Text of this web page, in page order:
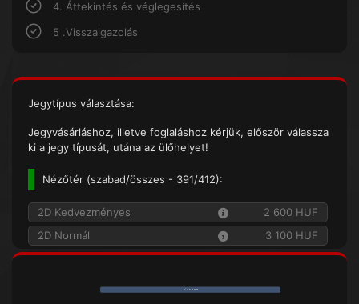
4. Áttekintés és véglegesítés
5 .Visszaigazolás
Jegytípus választása:
Jegyvásárláshoz, illetve foglaláshoz kérjük, először válassza
ki a jegy típusát, utána az ülőhelyet!
Nézőtér (szabad/összes - 391/412):
2D Kedvezményes
2 600 HUF
2D Normál
3 100 HUF
V á s z o n